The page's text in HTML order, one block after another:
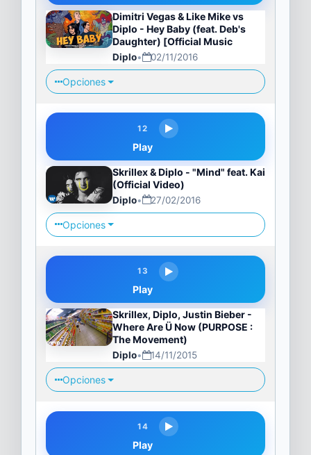
Dimitri Vegas & Like Mike vs
Diplo - Hey Baby (feat. Deb's
Daughter) [Official Music
Diplo• 02/11/2016
Opciones
12
Play
Skrillex & Diplo - "Mind" feat. Kai
(Official Video)
Diplo• 27/02/2016
Opciones
13
Play
Skrillex, Diplo, Justin Bieber -
Where Are Ü Now (PURPOSE :
The Movement)
Diplo• 14/11/2015
Opciones
14
Play